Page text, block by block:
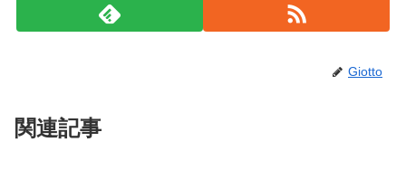
Giotto
関連記事